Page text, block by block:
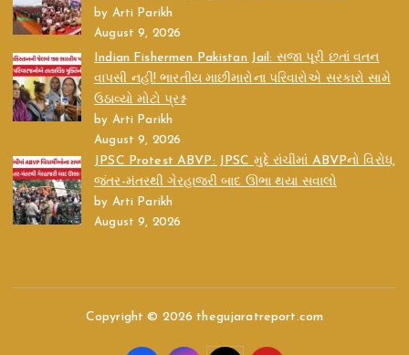
by Arti Parikh
August 9, 2026
Indian Fishermen Pakistan Jail: સજા પૂરી છતાં વતન
વાપસી નહીં! ભારતીય માછીમારોના પરિવારોએ સરકારો સામે
ઉઠાવ્યો મોટો પ્રશ્ન
by Arti Parikh
August 9, 2026
JPSC Protest ABVP: JPSC મુદ્દે રાંચીમાં ABVPનો વિરોધ,
જંતર-મંતરથી ગેરહાજરી બાદ ઊભા થયા સવાલો
by Arti Parikh
August 9, 2026
Copyright © 2026 thegujaratreport.com